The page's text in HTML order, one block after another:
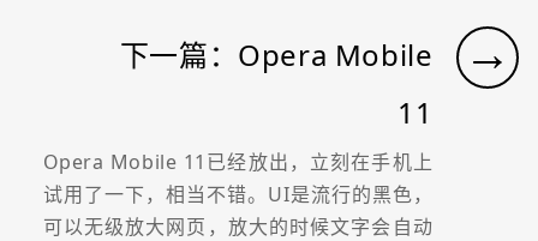
→
下一篇：Opera Mobile
11
Opera Mobile 11已经放出，立刻在手机上
试用了一下，相当不错。UI是流行的黑色，
可以无级放大网页，放大的时候文字会自动